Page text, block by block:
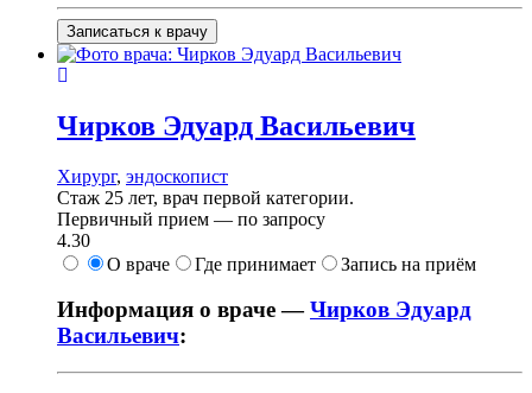
Записаться к врачу
Чирков Эдуард Васильевич
Хирург, эндоскопист
Стаж 25 лет, врач первой категории.
Первичный прием — по запросу
4.30
О враче
Где принимает Запись на приём
Информация о враче —Чирков Эдуард
Васильевич: